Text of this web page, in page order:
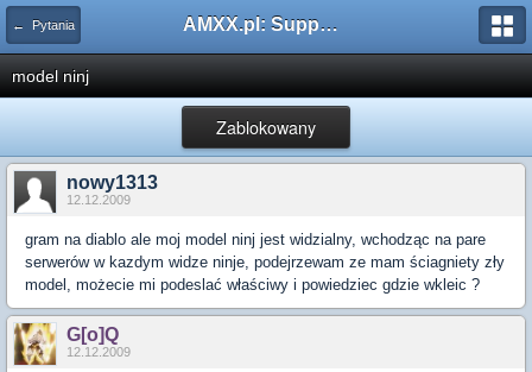
← Pytania AMXX.pl: Support AMX Mod X i SourceMod
model ninj
Zablokowany
nowy1313
12.12.2009
gram na diablo ale moj model ninj jest widzialny, wchodząc na pare
serwerów w kazdym widze ninje, podejrzewam ze mam ściagniety zły
model, możecie mi podeslać właściwy i powiedziec gdzie wkleic ?
G[o]Q
12.12.2009